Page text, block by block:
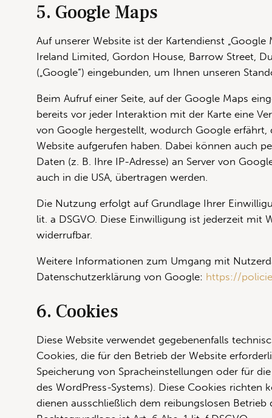
5. Google Maps
Auf unserer Website ist der Kartendienst „Google
Ireland Limited, Gordon House, Barrow Street,
(„Google“) eingebunden, um Ihnen unseren
Beim Aufruf einer Seite, auf der Google Maps
bereits vor jeder Interaktion mit der Karte eine
von Google hergestellt, wodurch Google erfährt,
Website aufgerufen haben. Dabei können auch
Daten (z. B. Ihre IP-Adresse) an Server von
auch in die USA, übertragen werden.
Die Nutzung erfolgt auf Grundlage Ihrer
lit. a DSGVO. Diese Einwilligung ist jederzeit mit
widerrufbar.
Weitere Informationen zum Umgang mit
Datenschutzerklärung von Google: https://
6. Cookies
Diese Website verwendet gegebenenfalls
Cookies, die für den Betrieb der Website
Speicherung von Spracheinstellungen oder für
des WordPress-Systems). Diese Cookies richten
dienen ausschließlich dem reibungslosen Betrieb